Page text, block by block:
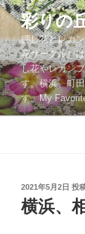
コ
ン
テ
ン
ツ
へ
ス
彩りの
押し花とレカ
花サークル）
し花やレカン
す。横浜、町
す。My
投
稿
日:
2021年5月2日 投
横浜、